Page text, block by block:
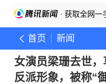
· 获取全网一
首页 新闻
女演员梁珊去世
反派形象，被称“